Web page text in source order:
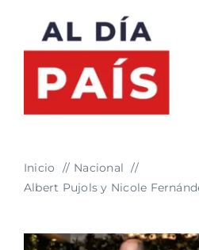
contenido
Inicio
Nacional
Albert Pujols y Nicole